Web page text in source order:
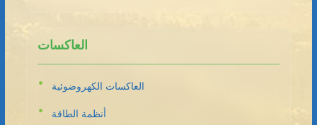
العاكسات
العاكسات الكهروضوئية
أنظمة الطاقة